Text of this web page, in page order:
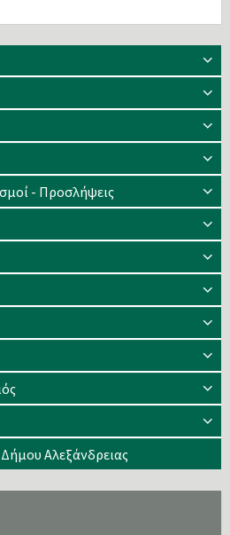
- Προσλήψεις
Δήμου Αλεξάνδρειας